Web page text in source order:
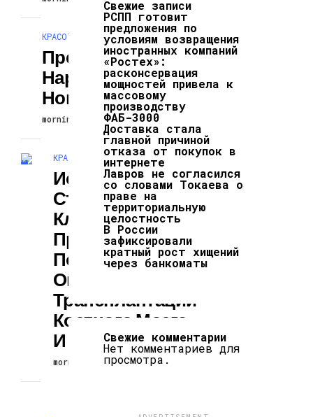
КРАСОТА И ЗДОРОВЬЕ
Преимущества
Наращивания
Ногтей На Дому
morningblog 25.09.2025
КРАСОТА И ЗДОРОВЬЕ
Исследование
Стволовых
Клеток
Предлагает
Подсказки Для
Оптимизации
Трансплантации
Костного Мозга
И Многое Другое
morningblog 25.09.2025
Свежие записи
РСПП готовит
предложения по
условиям возвращения
иностранных компаний
«Ростех»:
расконсервация
мощностей привела к
массовому
производству
ФАБ-3000
Доставка стала
главной причиной
отказа от покупок в
интернете
Лавров не согласился
со словами Токаева о
праве на
территориальную
целостность
В России
зафиксировали
кратный рост хищений
через банкоматы
Свежие комментарии
Нет комментариев для
просмотра.